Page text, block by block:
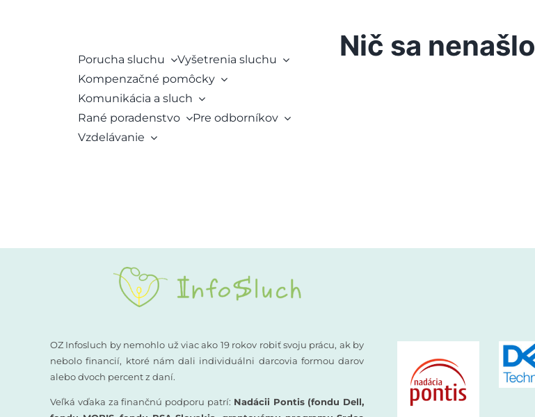
Porucha sluchu
Vyšetrenia sluchu
Kompenzačné pomôcky
Komunikácia a sluch
Rané poradenstvo
Pre odborníkov
Vzdelávanie
Nič sa nenašlo
OZ Infosluch by nemohlo už viac ako 19 rokov robiť svoju prácu, ak by
nebolo financií, ktoré nám dali individuálni darcovia formou darov
alebo dvoch percent z daní.
Veľká vďaka za finančnú podporu patrí: Nadácii Pontis (fondu Dell,